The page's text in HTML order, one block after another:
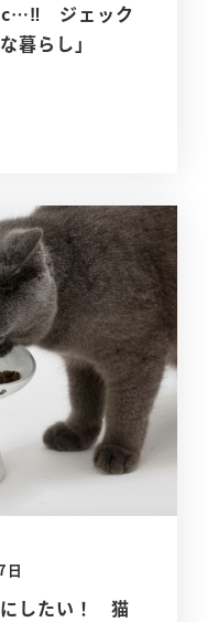
ジェック
暮らし」
日
にしたい！ 猫